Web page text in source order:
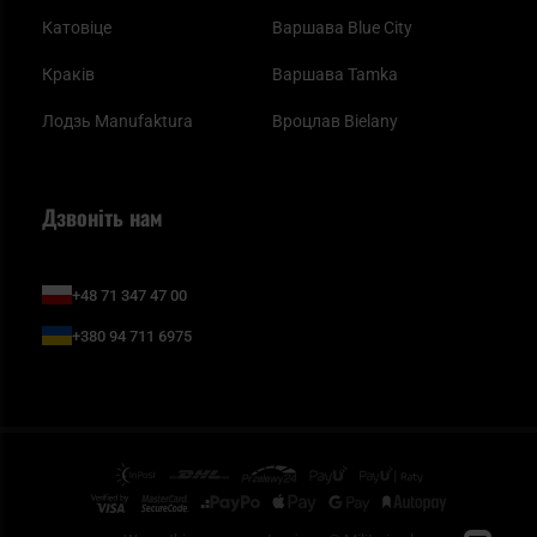
Катовіце
Краків
Лодзь Manufaktura
Варшава Blue City
Варшава Tamka
Вроцлав Bielany
Дзвоніть нам
+48 71 347 47 00
+380 94 711 6975